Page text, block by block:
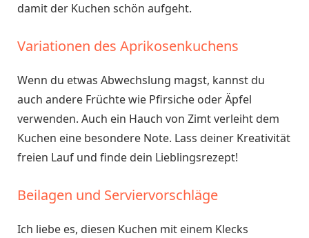
damit der Kuchen schön aufgeht.
Variationen des Aprikosenkuchens
Wenn du etwas Abwechslung magst, kannst du
auch andere Früchte wie Pfirsiche oder Äpfel
verwenden. Auch ein Hauch von Zimt verleiht dem
Kuchen eine besondere Note. Lass deiner Kreativität
freien Lauf und finde dein Lieblingsrezept!
Beilagen und Serviervorschläge
Ich liebe es, diesen Kuchen mit einem Klecks